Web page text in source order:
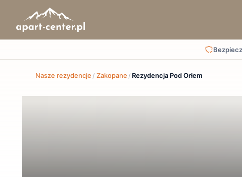
Nasze rezydencje / Zakopane / Rezydencja Pod Orłem